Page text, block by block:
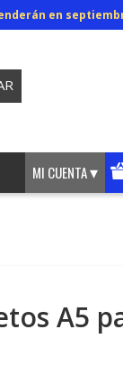
en
MI CUENTA▾
A5